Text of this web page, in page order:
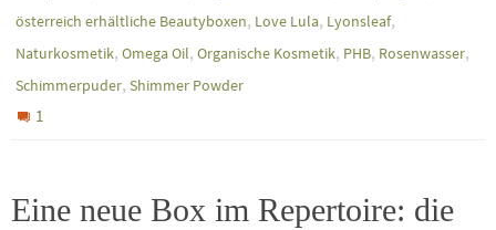
österreich erhältliche Beautyboxen, Love Lula, Lyonsleaf,
Naturkosmetik, Omega Oil, Organische Kosmetik, PHB, Rosenwasser,
Schimmerpuder, Shimmer Powder
1
Eine neue Box im Repertoire: die